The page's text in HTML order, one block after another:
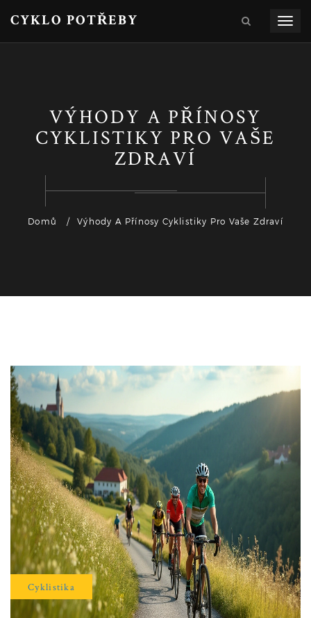
CYKLO POTŘEBY
VÝHODY A PŘÍNOSY
CYKLISTIKY PRO VAŠE
ZDRAVÍ
Domů Výhody A Přínosy Cyklistiky Pro Vaše Zdraví
Cyklistika